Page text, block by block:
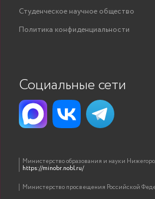
Студенческое научное общество
Политика конфиденциальности
Социальные сети
Министерство образования и науки
https://minobr.nobl.ru/
Министерство просвещения Российской